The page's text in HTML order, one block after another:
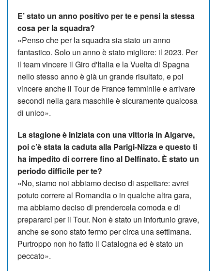
E’ stato un anno positivo per te e pensi la stessa
cosa per la squadra?
«Penso che per la squadra sia stato un anno
fantastico. Solo un anno è stato migliore: il 2023. Per
il team vincere il Giro d'Italia e la Vuelta di Spagna
nello stesso anno è già un grande risultato, e poi
vincere anche il Tour de France femminile e arrivare
secondi nella gara maschile è sicuramente qualcosa
di unico».
La stagione è iniziata con una vittoria in Algarve,
poi c’è stata la caduta alla Parigi-Nizza e questo ti
ha impedito di correre fino al Delfinato. È stato un
periodo difficile per te?
«No, siamo noi abbiamo deciso di aspettare: avrei
potuto correre al Romandia o in qualche altra gara,
ma abbiamo deciso di prendercela comoda e di
prepararci per il Tour. Non è stato un infortunio grave,
anche se sono stato fermo per circa una settimana.
Purtroppo non ho fatto il Catalogna ed è stato un
peccato».